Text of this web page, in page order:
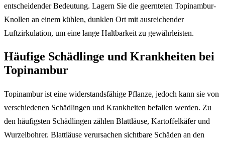
entscheidender Bedeutung. Lagern Sie die geernteten Topinambur-
Knollen an einem kühlen, dunklen Ort mit ausreichender
Luftzirkulation, um eine lange Haltbarkeit zu gewährleisten.
Häufige Schädlinge und Krankheiten bei
Topinambur
Topinambur ist eine widerstandsfähige Pflanze, jedoch kann sie von
verschiedenen Schädlingen und Krankheiten befallen werden. Zu
den häufigsten Schädlingen zählen Blattläuse, Kartoffelkäfer und
Wurzelbohrer. Blattläuse verursachen sichtbare Schäden an den